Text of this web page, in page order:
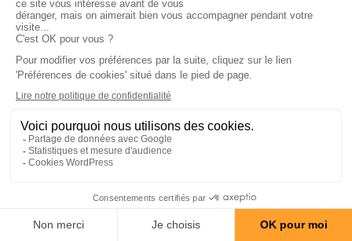
Politique de confidentialité
Gestion des cookies
Plan de site